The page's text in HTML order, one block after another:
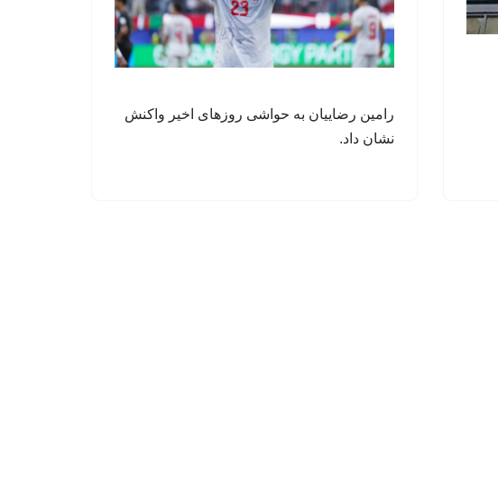
رامین رضاییان به حواشی روزهای اخیر واکنش
نشان داد.